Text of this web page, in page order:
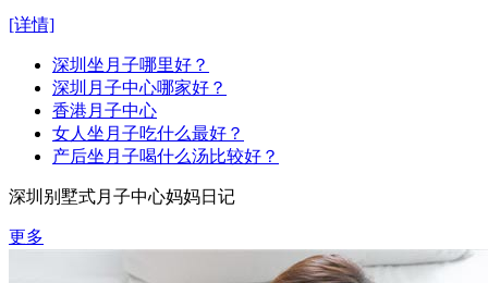
[详情]
深圳坐月子哪里好？
深圳月子中心哪家好？
香港月子中心
女人坐月子吃什么最好？
产后坐月子喝什么汤比较好？
深圳别墅式月子中心妈妈日记
更多